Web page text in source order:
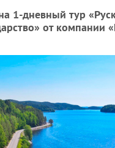
1-дневный тур
от компании